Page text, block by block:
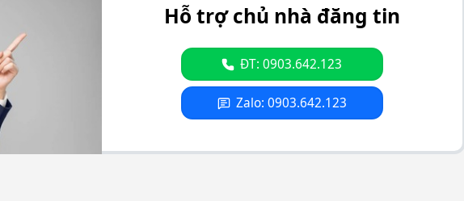
Hỗ trợ chủ nhà đăng tin
ĐT: 0903.642.123
Zalo: 0903.642.123